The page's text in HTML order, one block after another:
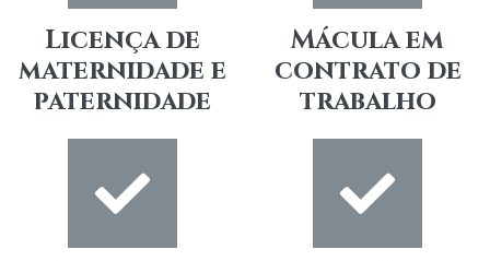
Licença de
maternidade e
paternidade
Mácula em
contrato de
trabalho